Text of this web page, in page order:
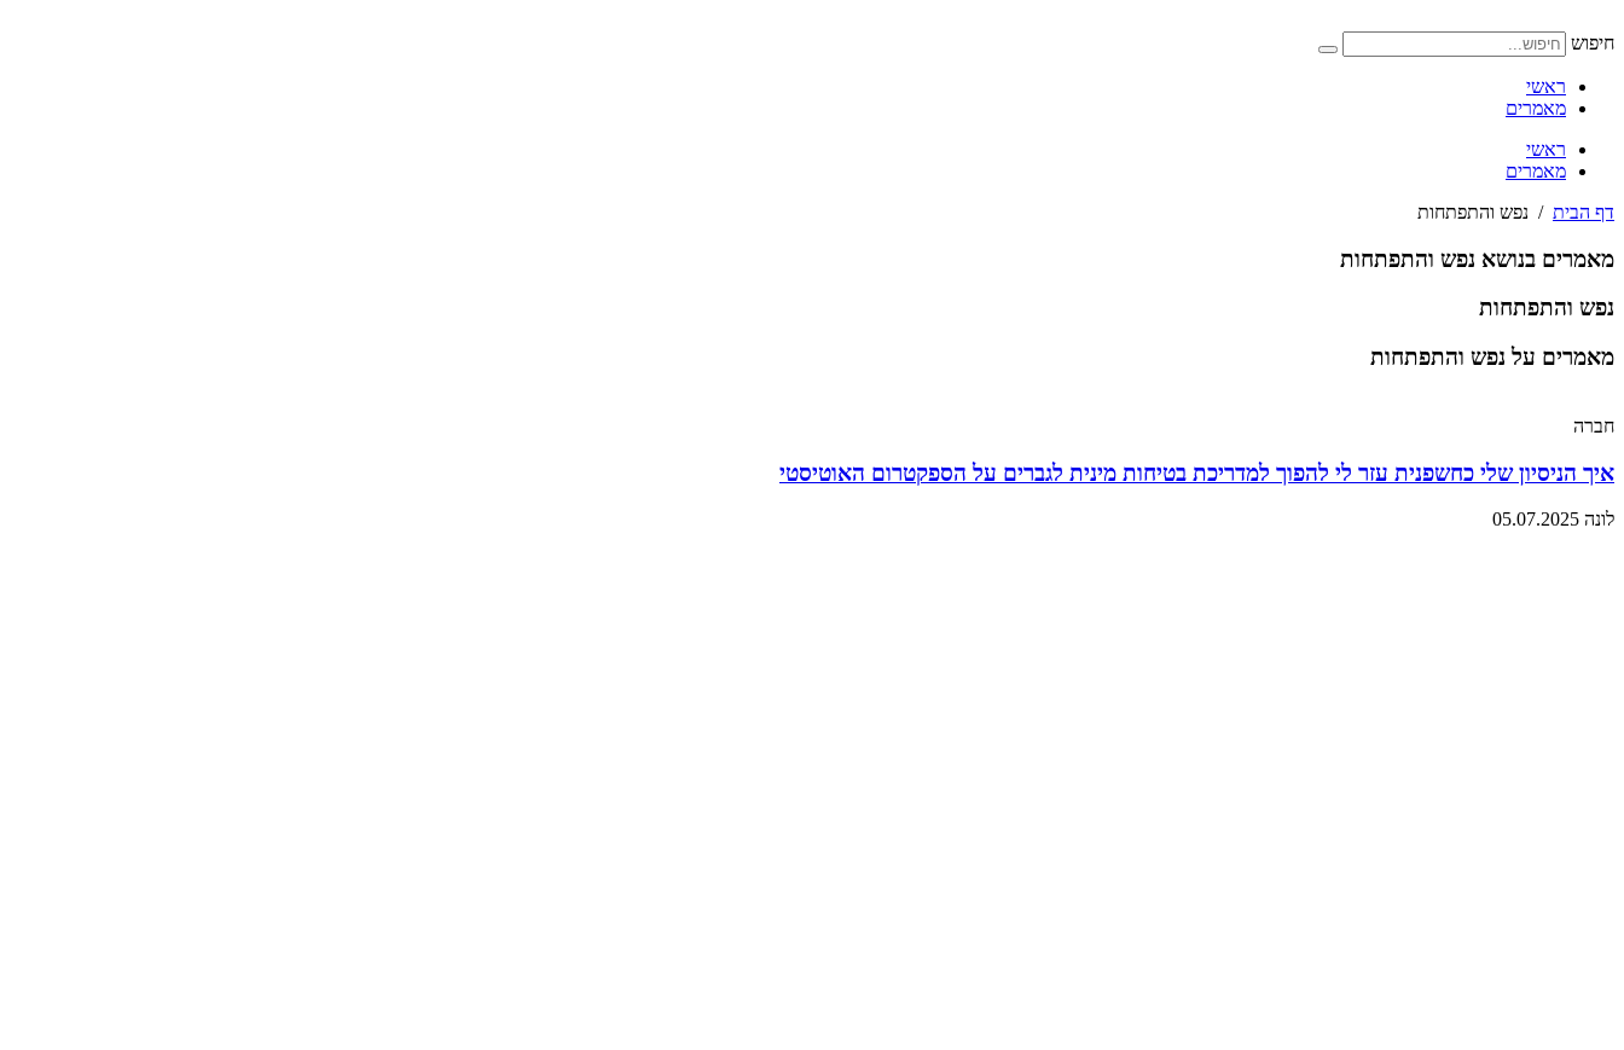
לתוכן
חיפוש
ראשי
מאמרים
ראשי
מאמרים
דף הבית / נפש והתפתחות
מאמרים בנושא נפש והתפתחות
נפש והתפתחות
מאמרים על נפש והתפתחות
חברה
איך הניסיון שלי כחשפנית עזר לי להפוך למדריכת בטיחות מינית לגברים על הספקטרום האוטיסטי
לונה 05.07.2025